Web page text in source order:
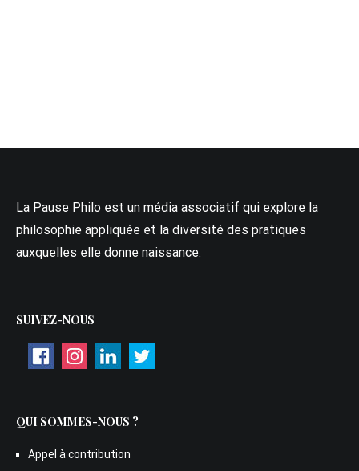
La Pause Philo est un média associatif qui explore la
philosophie appliquée et la diversité des pratiques
auxquelles elle donne naissance.
SUIVEZ-NOUS
QUI SOMMES-NOUS ?
Appel à contribution